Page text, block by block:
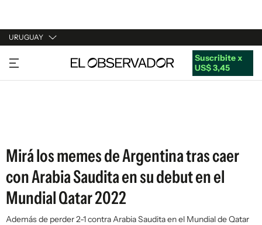
URUGUAY
URUGUAY
ARGENTINA
Suscribite x
US$ 3,45
Mirá los memes de Argentina tras caer
con Arabia Saudita en su debut en el
Mundial Qatar 2022
Además de perder 2-1 contra Arabia Saudita en el Mundial de Qatar